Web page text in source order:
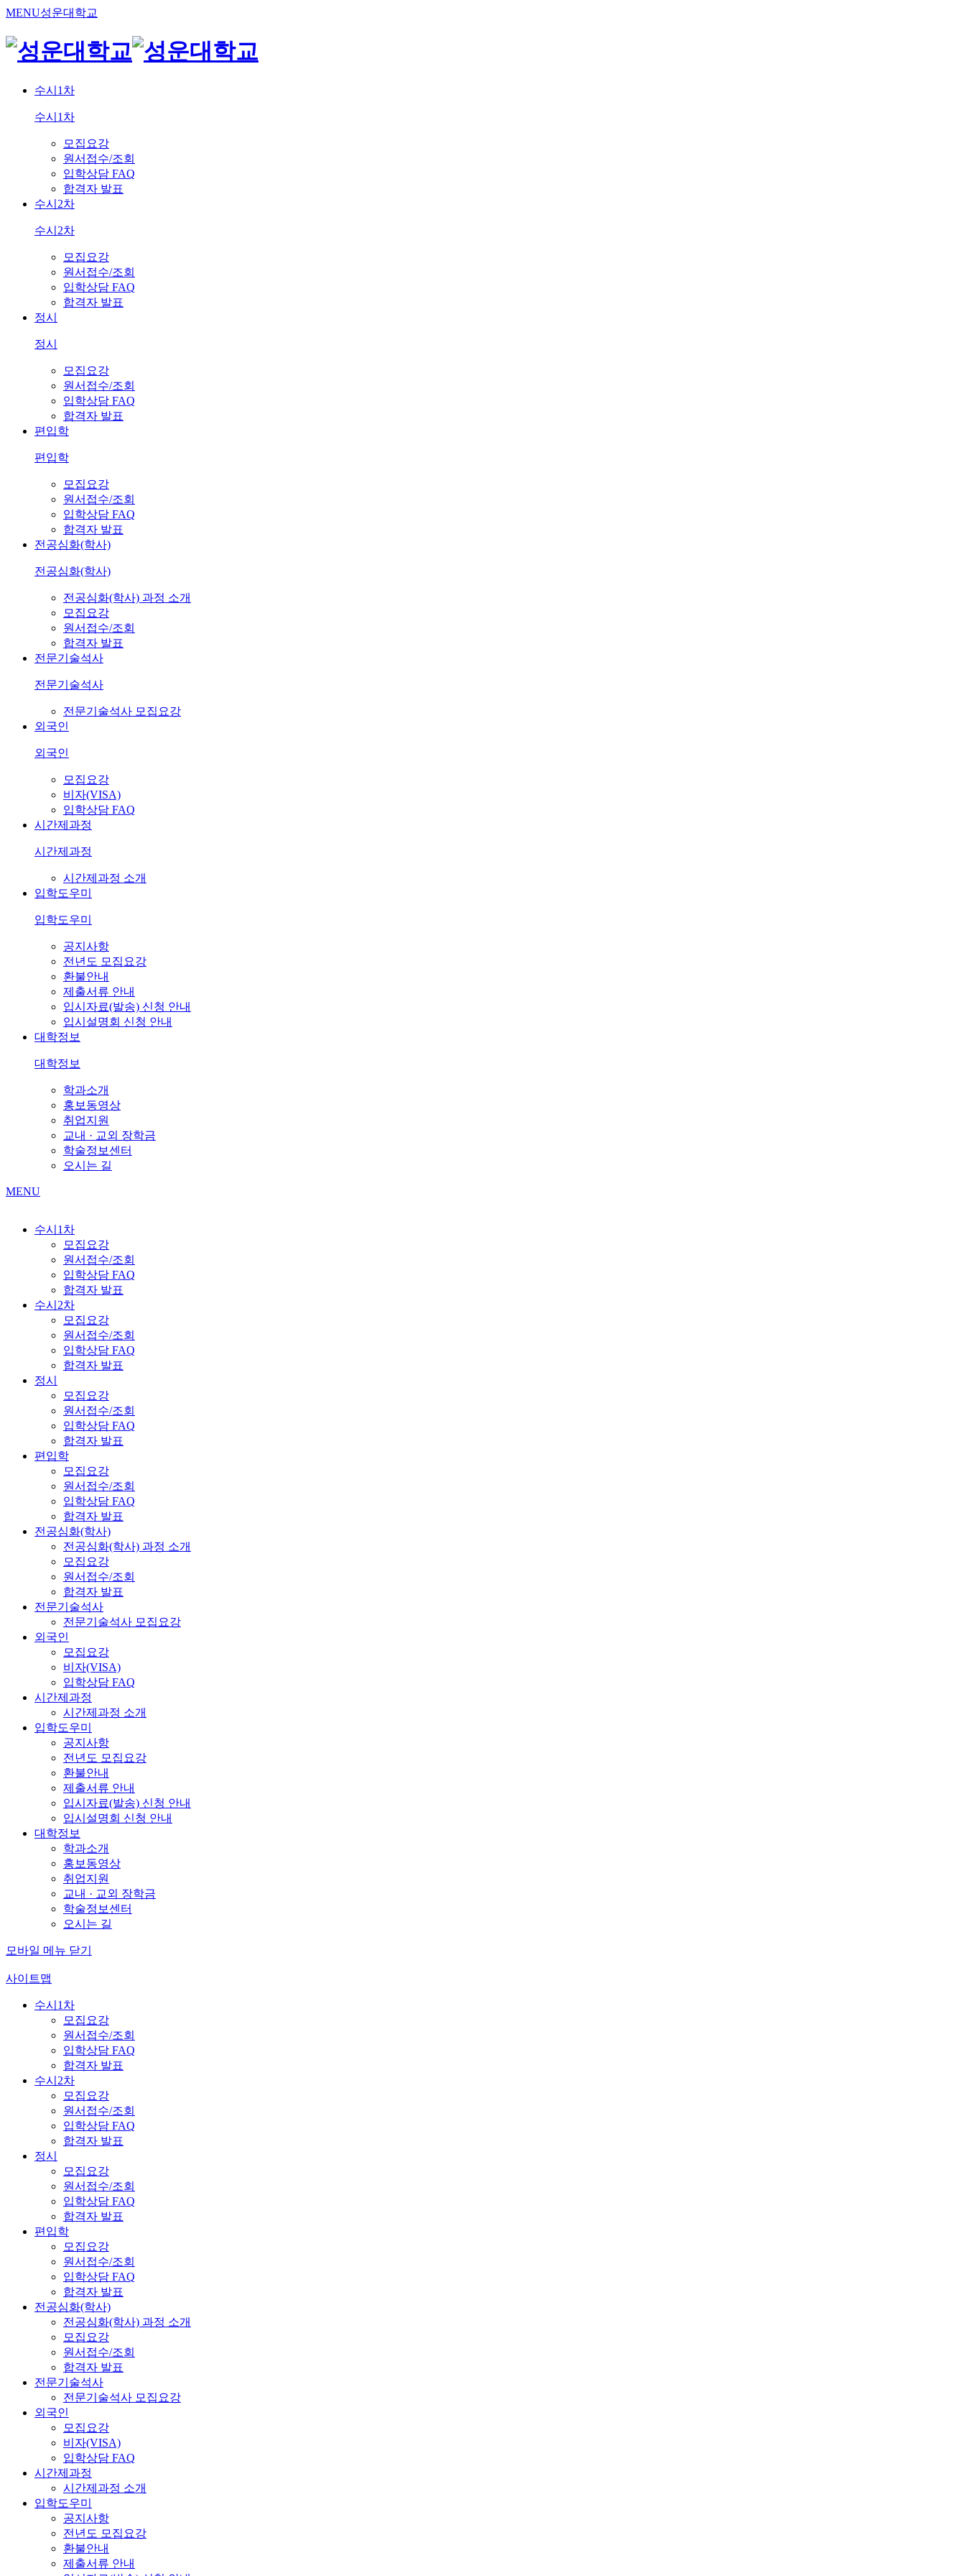
MENU성운대학교
수시1차
수시1차
모집요강
원서접수/조회
입학상담 FAQ
합격자 발표
수시2차
수시2차
모집요강
원서접수/조회
입학상담 FAQ
합격자 발표
정시
정시
모집요강
원서접수/조회
입학상담 FAQ
합격자 발표
편입학
편입학
모집요강
원서접수/조회
입학상담 FAQ
합격자 발표
전공심화(학사)
전공심화(학사)
전공심화(학사) 과정 소개
모집요강
원서접수/조회
합격자 발표
전문기술석사
전문기술석사
전문기술석사 모집요강
외국인
외국인
모집요강
비자(VISA)
입학상담 FAQ
시간제과정
시간제과정
시간제과정 소개
입학도우미
입학도우미
공지사항
전년도 모집요강
환불안내
제출서류 안내
입시자료(발송) 신청 안내
입시설명회 신청 안내
대학정보
대학정보
학과소개
홍보동영상
취업지원
교내 · 교외 장학금
학술정보센터
오시는 길
MENU
수시1차
모집요강
원서접수/조회
입학상담 FAQ
합격자 발표
수시2차
모집요강
원서접수/조회
입학상담 FAQ
합격자 발표
정시
모집요강
원서접수/조회
입학상담 FAQ
합격자 발표
편입학
모집요강
원서접수/조회
입학상담 FAQ
합격자 발표
전공심화(학사)
전공심화(학사) 과정 소개
모집요강
원서접수/조회
합격자 발표
전문기술석사
전문기술석사 모집요강
외국인
모집요강
비자(VISA)
입학상담 FAQ
시간제과정
시간제과정 소개
입학도우미
공지사항
전년도 모집요강
환불안내
제출서류 안내
입시자료(발송) 신청 안내
입시설명회 신청 안내
대학정보
학과소개
홍보동영상
취업지원
교내 · 교외 장학금
학술정보센터
오시는 길
모바일 메뉴 닫기
사이트맵
수시1차
모집요강
원서접수/조회
입학상담 FAQ
합격자 발표
수시2차
모집요강
원서접수/조회
입학상담 FAQ
합격자 발표
정시
모집요강
원서접수/조회
입학상담 FAQ
합격자 발표
편입학
모집요강
원서접수/조회
입학상담 FAQ
합격자 발표
전공심화(학사)
전공심화(학사) 과정 소개
모집요강
원서접수/조회
합격자 발표
전문기술석사
전문기술석사 모집요강
외국인
모집요강
비자(VISA)
입학상담 FAQ
시간제과정
시간제과정 소개
입학도우미
공지사항
전년도 모집요강
환불안내
제출서류 안내